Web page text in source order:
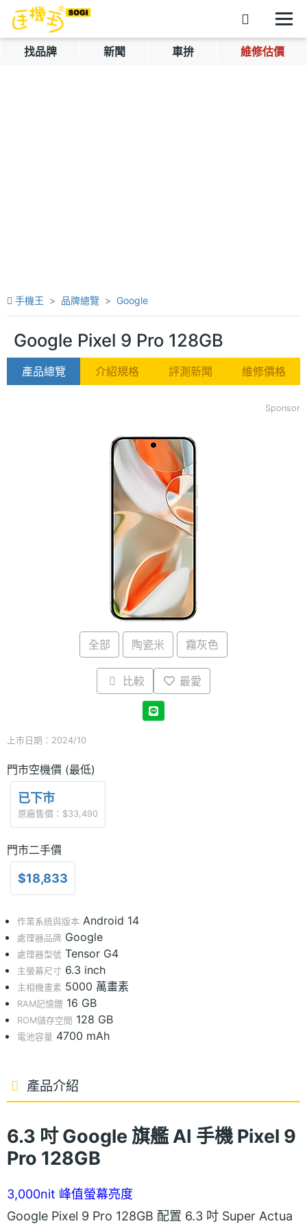
找品牌 新聞 車拚 維修估價
手機王 品牌總覽 Google
Google Pixel 9 Pro 128GB
產品總覽 介紹規格 評測新聞 維修價格
Sponsor
全部 陶瓷米 霧灰色
比較 最愛
上市日期：2024/10
門市空機價 (最低)
已下市
原廠售價：$33,490
門市二手價
$18,833
作業系統與版本 Android 14
處理器品牌 Google
處理器型號 Tensor G4
主螢幕尺寸 6.3 inch
主相機畫素 5000 萬畫素
RAM記憶體 16 GB
ROM儲存空間 128 GB
電池容量 4700 mAh
產品介紹
6.3 吋 Google 旗艦 AI 手機 Pixel 9
Pro 128GB
3,000nit 峰值螢幕亮度
Google Pixel 9 Pro 128GB 配置 6.3 吋 Super Actua